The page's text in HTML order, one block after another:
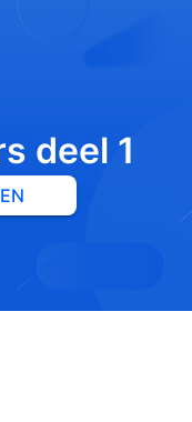
Excel beginners deel 1